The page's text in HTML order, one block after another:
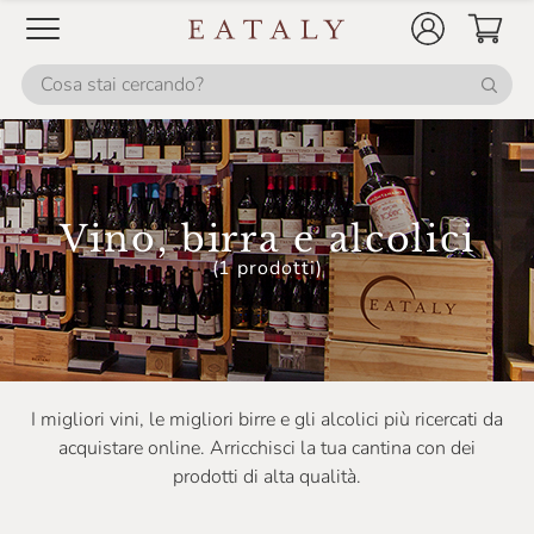
Vino, birra e alcolici
(1 prodotti)
I migliori vini, le migliori birre e gli alcolici più ricercati da
acquistare online. Arricchisci la tua cantina con dei
prodotti di alta qualità.
Biancavigna
Billecart Salmon
Birra CaneNero
Birra Lara
Birra Mastino
Birra Messina
Birra Oltremondo
Birra Oxiana
Birra Salento